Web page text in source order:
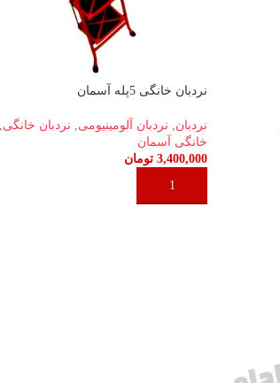
نردبان خانگی 5پله آسمان
نردبان, نردبان آلومینیومی, نردبان خانگی,
خانگی آسمان
3,400,000 تومان
افزودن به سبد خرید